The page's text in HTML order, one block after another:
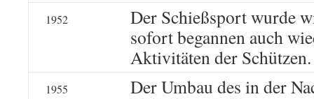
1952
Der Schießsport wurde
sofort begannen auch
Aktivitäten der Schützen.
1955
Der Umbau des in der